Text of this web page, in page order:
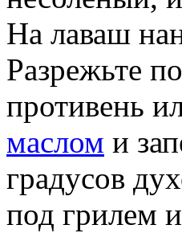
На лаваш
Разрежьте
противень
маслом и
градусов
под грилем